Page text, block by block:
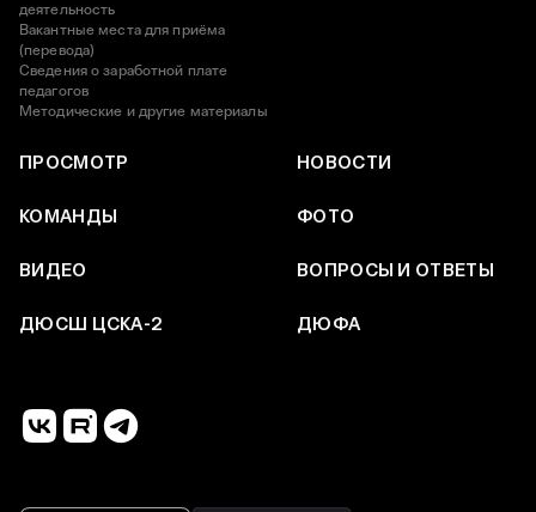
деятельность
Вакантные места для приёма
(перевода)
Сведения о заработной плате
педагогов
Методические и другие материалы
ПРОСМОТР НОВОСТИ
КОМАНДЫ ФОТО
ВИДЕО ВОПРОСЫ И ОТВЕТЫ
ДЮСШ ЦСКА-2 ДЮФА